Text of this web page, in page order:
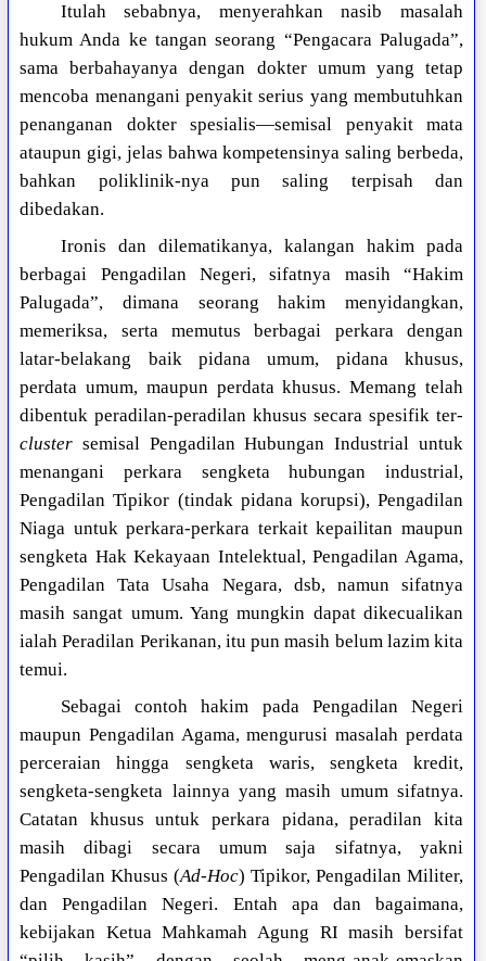
Itulah sebabnya, menyerahkan nasib masalah
hukum Anda ke tangan seorang “Pengacara Palugada”,
sama berbahayanya dengan dokter umum yang tetap
mencoba menangani penyakit serius yang membutuhkan
penanganan dokter spesialis—semisal penyakit mata
ataupun gigi, jelas bahwa kompetensinya saling berbeda,
bahkan poliklinik-nya pun saling terpisah dan
dibedakan.
Ironis dan dilematikanya, kalangan hakim pada
berbagai Pengadilan Negeri, sifatnya masih “Hakim
Palugada”, dimana seorang hakim menyidangkan,
memeriksa, serta memutus berbagai perkara dengan
latar-belakang baik pidana umum, pidana khusus,
perdata umum, maupun perdata khusus. Memang telah
dibentuk peradilan-peradilan khusus secara spesifik ter-
cluster semisal Pengadilan Hubungan Industrial untuk
menangani perkara sengketa hubungan industrial,
Pengadilan Tipikor (tindak pidana korupsi), Pengadilan
Niaga untuk perkara-perkara terkait kepailitan maupun
sengketa Hak Kekayaan Intelektual, Pengadilan Agama,
Pengadilan Tata Usaha Negara, dsb, namun sifatnya
masih sangat umum. Yang mungkin dapat dikecualikan
ialah Peradilan Perikanan, itu pun masih belum lazim kita
temui.
Sebagai contoh hakim pada Pengadilan Negeri
maupun Pengadilan Agama, mengurusi masalah perdata
perceraian hingga sengketa waris, sengketa kredit,
sengketa-sengketa lainnya yang masih umum sifatnya.
Catatan khusus untuk perkara pidana, peradilan kita
masih dibagi secara umum saja sifatnya, yakni
Pengadilan Khusus (Ad-Hoc) Tipikor, Pengadilan Militer,
dan Pengadilan Negeri. Entah apa dan bagaimana,
kebijakan Ketua Mahkamah Agung RI masih bersifat